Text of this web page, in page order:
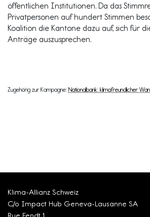
öffentlichen Institutionen. Da das
Privatpersonen auf hundert Stimmen
Koalition die Kantone dazu auf, sich für
Anträge auszusprechen.
Zugehörig zur Kampagne: Nationalbank: klimafreundlicher
Klima-Allianz Schweiz
C/o Impact Hub Geneva-Lausanne SA